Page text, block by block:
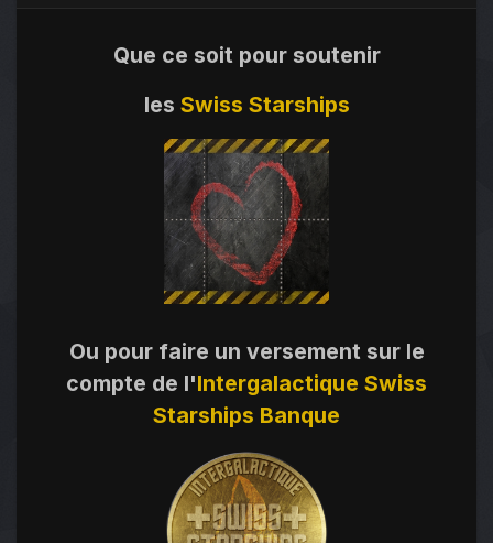
Que ce soit pour soutenir
les Swiss Starships
Ou pour faire un versement sur le
compte de l'Intergalactique Swiss
Starships Banque